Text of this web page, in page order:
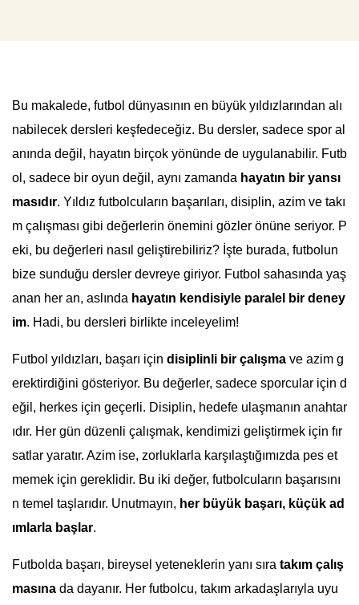
Bu makalede, futbol dünyasının en büyük yıldızlarından alı
nabilecek dersleri keşfedeceğiz. Bu dersler, sadece spor al
anında değil, hayatın birçok yönünde de uygulanabilir. Futb
ol, sadece bir oyun değil, aynı zamanda hayatın bir yansı
masıdır. Yıldız futbolcuların başarıları, disiplin, azim ve takı
m çalışması gibi değerlerin önemini gözler önüne seriyor. P
eki, bu değerleri nasıl geliştirebiliriz? İşte burada, futbolun
bize sunduğu dersler devreye giriyor. Futbol sahasında yaş
anan her an, aslında hayatın kendisiyle paralel bir deney
im. Hadi, bu dersleri birlikte inceleyelim!
Futbol yıldızları, başarı için disiplinli bir çalışma ve azim g
erektirdiğini gösteriyor. Bu değerler, sadece sporcular için d
eğil, herkes için geçerli. Disiplin, hedefe ulaşmanın anahtar
ıdır. Her gün düzenli çalışmak, kendimizi geliştirmek için fır
satlar yaratır. Azim ise, zorluklarla karşılaştığımızda pes et
memek için gereklidir. Bu iki değer, futbolcuların başarısını
n temel taşlarıdır. Unutmayın, her büyük başarı, küçük ad
ımlarla başlar.
Futbolda başarı, bireysel yeteneklerin yanı sıra takım çalış
masına da dayanır. Her futbolcu, takım arkadaşlarıyla uyu